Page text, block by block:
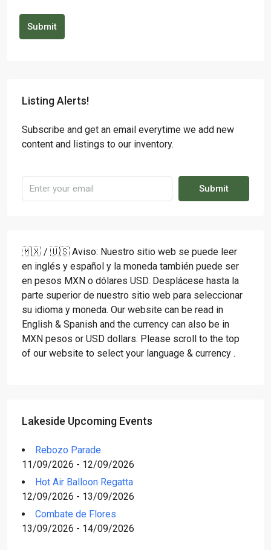
Submit
Listing Alerts!
Subscribe and get an email everytime we add new
content and listings to our inventory.
Submit
🇲🇽 / 🇺🇸 Aviso: Nuestro sitio web se puede leer
en inglés y español y la moneda también puede ser
en pesos MXN o dólares USD. Desplácese hasta la
parte superior de nuestro sitio web para seleccionar
su idioma y moneda. Our website can be read in
English & Spanish and the currency can also be in
MXN pesos or USD dollars. Please scroll to the top
of our website to select your language & currency .
Lakeside Upcoming Events
Rebozo Parade
11/09/2026 - 12/09/2026
Hot Air Balloon Regatta
12/09/2026 - 13/09/2026
Combate de Flores
13/09/2026 - 14/09/2026